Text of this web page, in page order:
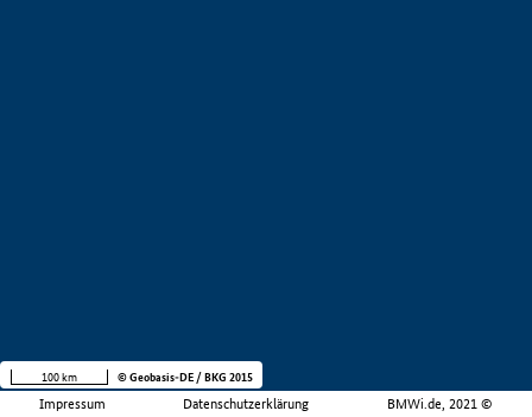
Impressum Datenschutzerklärung BMWi.de, 2021 ©
100 km © Geobasis-DE / BKG 2015